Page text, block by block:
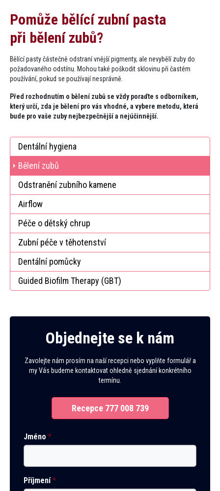
Pomůže bělící zubní pasta
při bělení zubů​?
Bělící pasty částečně odstraní vnější pigmenty, ale nevybělí zuby do
požadovaného odstínu. Mohou také poškodit sklovinu při častém
používání, pokud se používají nesprávně.
Před rozhodnutím o bělení zubů se vždy poraďte s odborníkem,
který určí, zda je bělení pro vás vhodné, a vybere metodu, která
bude pro vaše zuby nejbezpečnější a nejúčinnější.
Dentální hygiena
Bělení zubů
Odstranění zubního kamene
Airflow
Péče o dětský chrup
Zubní péče v těhotenství
Dentální pomůcky
Guided Biofilm Therapy (GBT)
Objednejte se k nám
Zavolejte nám prosím na naší recepci nebo vyplňte formulář a
my Vás budeme kontaktovat ohledně sjednání konkrétního
termínu.
Recepce 777 008 739
Jméno *
Příjmení*